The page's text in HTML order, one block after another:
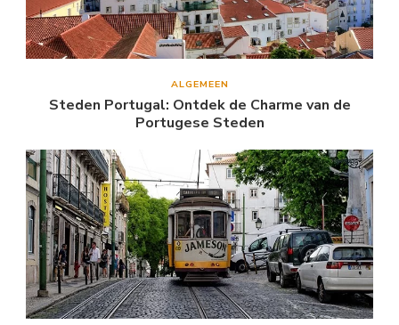
ALGEMEEN
Steden Portugal: Ontdek de Charme van de
Portugese Steden